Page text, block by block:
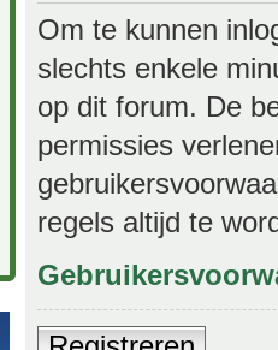
Om te kunnen
slechts enkele
op dit forum. De
permissies
regels altijd te